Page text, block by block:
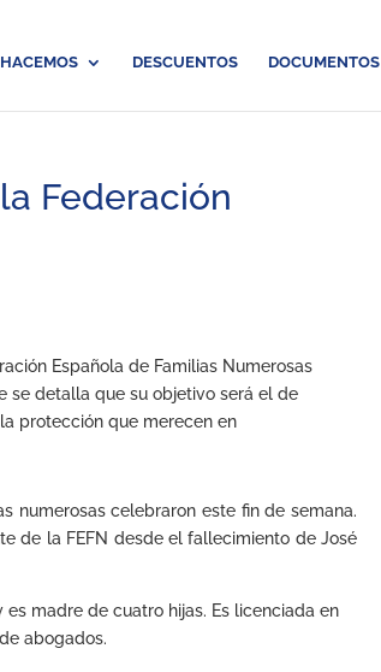
DESCUENTOS DOCUMENTOS
Federación
Española de Familias Numerosas
se detalla que su objetivo será el de
protección que merecen en
numerosas celebraron este fin de semana.
de la FEFN desde el fallecimiento de José
madre de cuatro hijas. Es licenciada en
abogados.